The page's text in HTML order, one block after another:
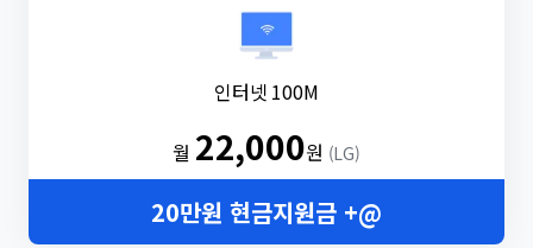
인터넷 100M
월 22,000원 (LG)
20만원 현금지원금 +@